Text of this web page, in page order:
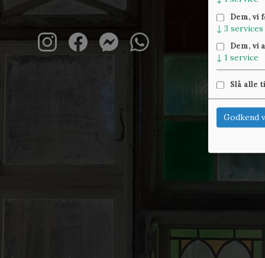
Dem, vi
↓ 3 services
Dem, vi
↓ 1 service
Slå alle
Godkend